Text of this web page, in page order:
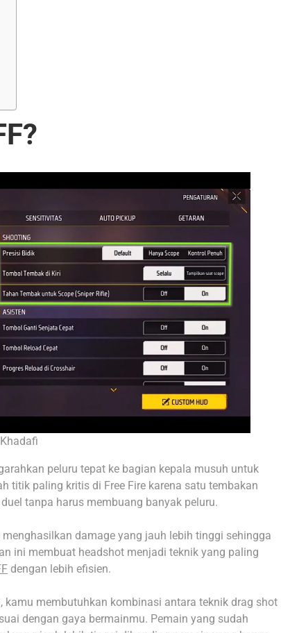
peluru tepat ke bagian kepala musuh untuk
titik paling kritis di Free Fire karena satu tembakan
tanpa harus membuang banyak peluru.
damage yang jauh lebih tinggi sehingga
ini membuat headshot menjadi teknik yang paling
dengan lebih efisien.
kamu membutuhkan kombinasi antara teknik drag shot
dengan gaya bermainmu. Pemain yang sudah